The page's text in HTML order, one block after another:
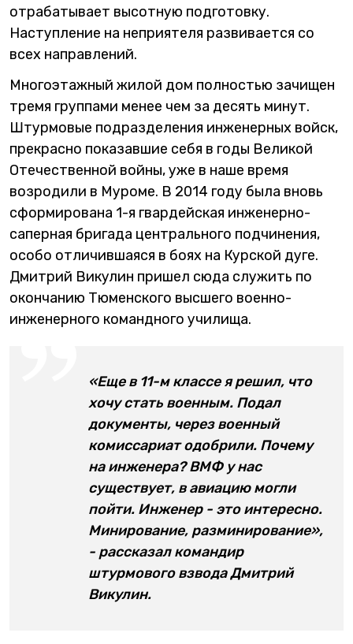
отрабатывает высотную подготовку.
Наступление на неприятеля развивается со
всех направлений.
Многоэтажный жилой дом полностью зачищен
тремя группами менее чем за десять минут.
Штурмовые подразделения инженерных войск,
прекрасно показавшие себя в годы Великой
Отечественной войны, уже в наше время
возродили в Муроме. В 2014 году была вновь
сформирована 1-я гвардейская инженерно-
саперная бригада центрального подчинения,
особо отличившаяся в боях на Курской дуге.
Дмитрий Викулин пришел сюда служить по
окончанию Тюменского высшего военно-
инженерного командного училища.
«Еще в 11-м классе я решил, что
хочу стать военным. Подал
документы, через военный
комиссариат одобрили. Почему
на инженера? ВМФ у нас
существует, в авиацию могли
пойти. Инженер - это интересно.
Минирование, разминирование»,
- рассказал командир
штурмового взвода Дмитрий
Викулин.